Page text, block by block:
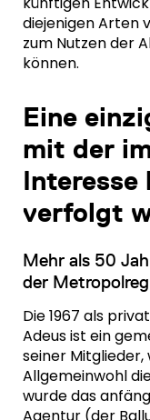
diejenigen Arten
zum Nutzen der
können.
Eine
mit der
Interesse
verfolgt
Mehr als 50
der
Die 1967 als
Adeus ist ein
seiner
Allgemeinwohl
wurde das
Agentur (der